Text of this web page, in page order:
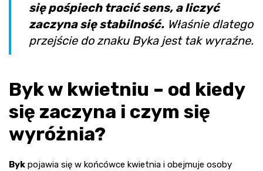
się pośpiech tracić sens, a liczyć
zaczyna się stabilność. Właśnie dlatego
przejście do znaku Byka jest tak wyraźne.
Byk w kwietniu – od kiedy
się zaczyna i czym się
wyróżnia?
Byk pojawia się w końcówce kwietnia i obejmuje osoby